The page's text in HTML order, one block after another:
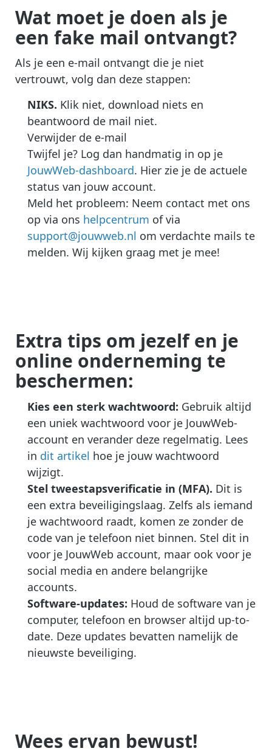
Wat moet je doen als je
een fake mail ontvangt?
Als je een e-mail ontvangt die je niet
vertrouwt, volg dan deze stappen:
NIKS. Klik niet, download niets en
beantwoord de mail niet.
Verwijder de e-mail
Twijfel je? Log dan handmatig in op je
JouwWeb-dashboard. Hier zie je de actuele
status van jouw account.
Meld het probleem: Neem contact met ons
op via ons helpcentrum of via
support@jouwweb.nl om verdachte mails te
melden. Wij kijken graag met je mee!
Extra tips om jezelf en je
online onderneming te
beschermen:
Kies een sterk wachtwoord: Gebruik altijd
een uniek wachtwoord voor je JouwWeb-
account en verander deze regelmatig. Lees
in dit artikel hoe je jouw wachtwoord
wijzigt.
Stel tweestapsverificatie in (MFA). Dit is
een extra beveiligingslaag. Zelfs als iemand
je wachtwoord raadt, komen ze zonder de
code van je telefoon niet binnen. Stel dit in
voor je JouwWeb account, maar ook voor je
social media en andere belangrijke
accounts.
Software-updates: Houd de software van je
computer, telefoon en browser altijd up-to-
date. Deze updates bevatten namelijk de
nieuwste beveiliging.
Wees ervan bewust!